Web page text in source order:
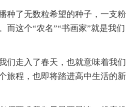
种了无数粒希望的种子，一支粉
而这个“农名”“书画家”就是我们
们走入了春天，也就意味着我们
旅程，也即将踏进高中生活的新